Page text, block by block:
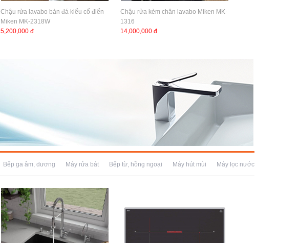
Chậu rửa lavabo bàn đá kiểu cổ điển
Miken MK-2318W
5,200,000 đ
Chậu rửa kèm chân lavabo Miken MK-
1316
14,000,000 đ
Bếp ga âm, dương Máy rửa bát Bếp từ, hồng ngoại Máy hút mùi Máy lọc nước